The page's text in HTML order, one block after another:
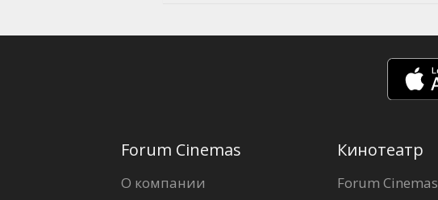
Forum Cinemas
О компании
Кинотеатр
Forum Cinemas